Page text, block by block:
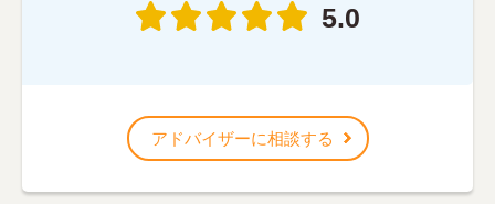
5.0
アドバイザーに相談する